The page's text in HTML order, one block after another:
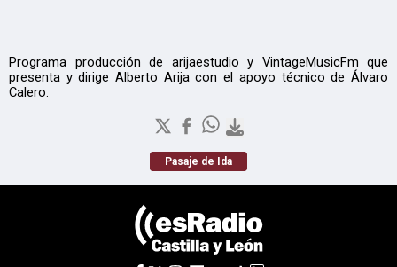
Programa producción de arijaestudio y VintageMusicFm que
presenta y dirige Alberto Arija con el apoyo técnico de Álvaro
Calero.
Pasaje de Ida